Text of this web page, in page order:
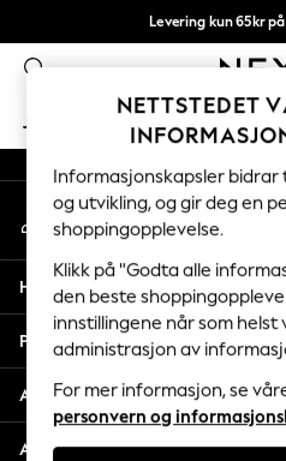
Levering kun 65kr
Vi betaler alle
JENTER GUTTER BABY
GIRLS
New In
50 - 92cm (0 - 24
98 - 110cm (3 - 5
116 - 134cm (6 - 9
140 - 174cm (10 - 15+
Trending: Top & Short
Trending: Clogs
Toy Story
THE SET
An error occurred on client
Våre
Min konto
Logg inn på kontoen din
Hjelp
Personvern & Juridisk
Avdelinger
Andre tjenester
NETTSTEDET
Informasjonskapsler
og utvikling, og gir deg en
shoppingopplevelse.
Klikk på "Godta alle
den beste
innstillingene når som helst
administrasjon av
For mer informasjon, se
personvern og